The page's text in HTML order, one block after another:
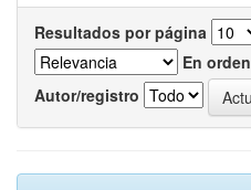
Resultados por página
En orden
Autor/registro